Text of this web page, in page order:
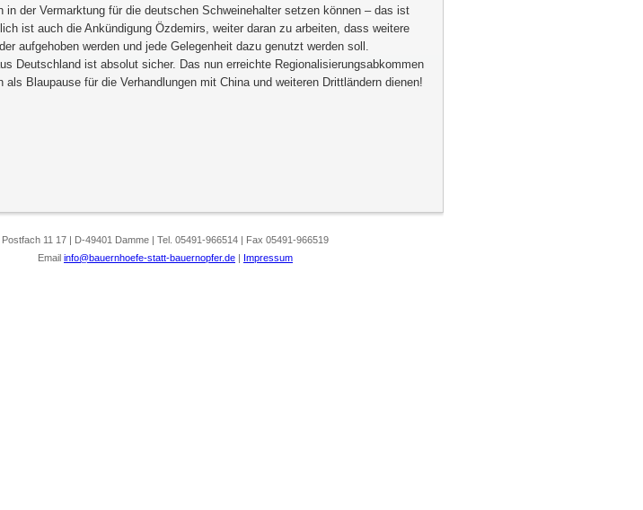
in der Vermarktung für die deutschen Schweinehalter setzen können – das ist
ist auch die Ankündigung Özdemirs, weiter daran zu arbeiten, dass weitere
aufgehoben werden und jede Gelegenheit dazu genutzt werden soll.
Deutschland ist absolut sicher. Das nun erreichte Regionalisierungsabkommen
als Blaupause für die Verhandlungen mit China und weiteren Drittländern dienen!
Postfach 11 17 | D-49401 Damme | Tel. 05491-966514 | Fax 05491-966519
Email info@bauernhoefe-statt-bauernopfer.de | Impressum